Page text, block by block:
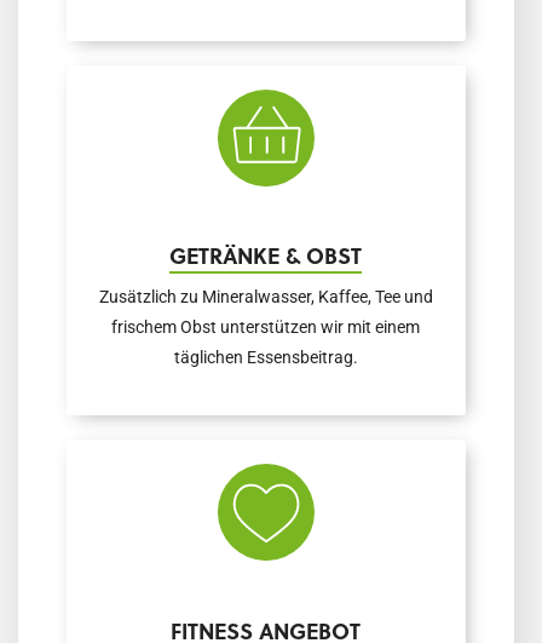
GETRÄNKE & OBST
Zusätzlich zu Mineralwasser, Kaffee, Tee und
frischem Obst unterstützen wir mit einem
täglichen Essensbeitrag.
FITNESS ANGEBOT